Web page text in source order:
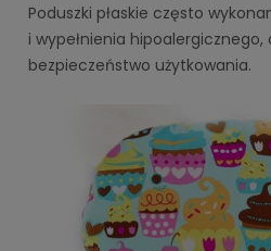
Poduszki płaskie często
i wypełnienia
bezpieczeństwo użytkowania.